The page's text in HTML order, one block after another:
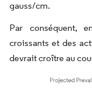
gauss/cm.
Par conséquent,
croissants et des
devrait croître au